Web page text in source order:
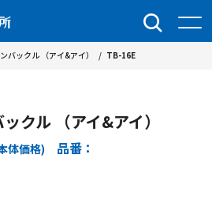
バックル （アイ&アイ） / TB-16E
クル （アイ&アイ）
体価格) 品番：